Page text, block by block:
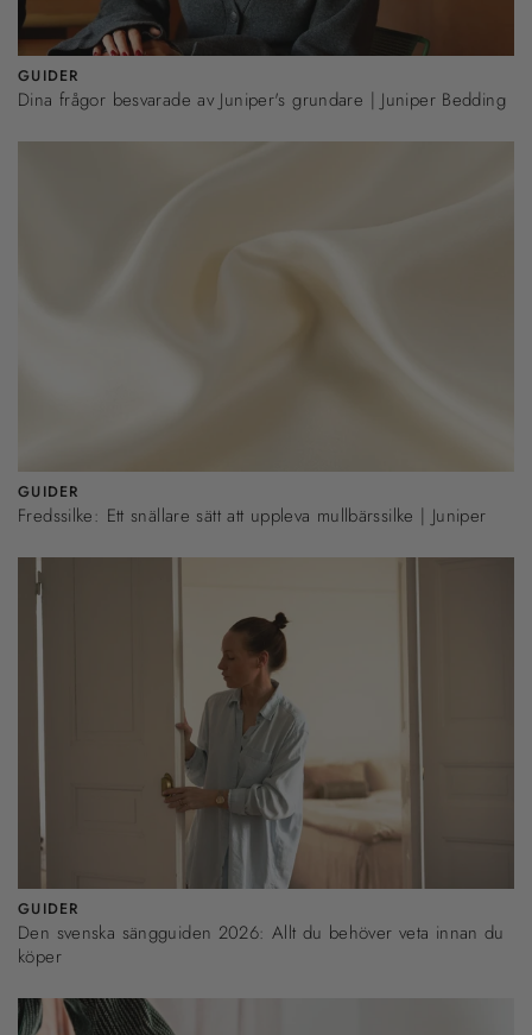
GUIDER
Dina frågor besvarade av Juniper's grundare | Juniper Bedding
GUIDER
Fredssilke: Ett snällare sätt att uppleva mullbärssilke | Juniper
GUIDER
Den svenska sängguiden 2026: Allt du behöver veta innan du
köper